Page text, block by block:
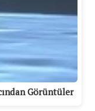
Görüntüler